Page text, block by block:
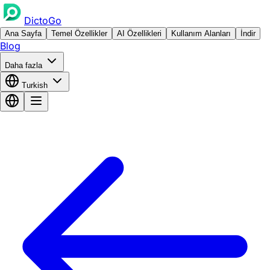
DictoGo
Ana Sayfa Temel Özellikler AI Özellikleri Kullanım Alanları İndir
Blog
Daha fazla
Turkish